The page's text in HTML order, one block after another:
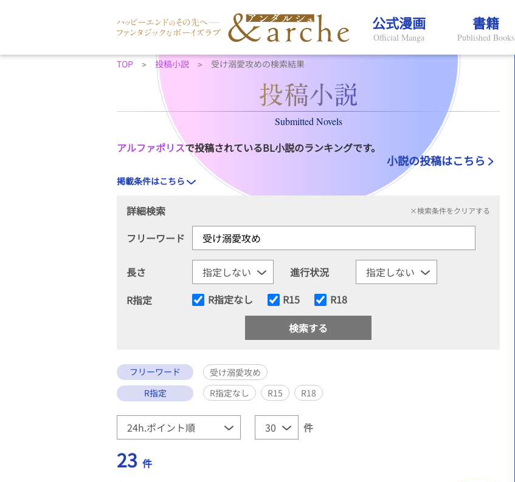
公式漫画
Official Manga
書籍
Published Books
TOP 投稿小説 受け溺愛攻めの検索結果
Submitted Novels
アルファポリスで投稿されているBL小説のランキングです。
小説の投稿はこちら
掲載条件はこちら
詳細検索 ×検索条件をクリアする
フリーワード
長さ
進行状況
R指定
R指定なし R15 R18
フリーワード
受け溺愛攻め
R指定
R指定なし R15 R18
件
23 件